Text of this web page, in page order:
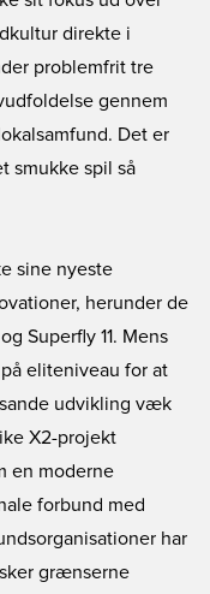
direkte i
problemfrit tre
gennem
Det er
smukke spil så
sine nyeste
herunder de
Superfly 11. Mens
eliteniveau for at
udvikling væk
X2-projekt
en moderne
forbund med
har
grænserne